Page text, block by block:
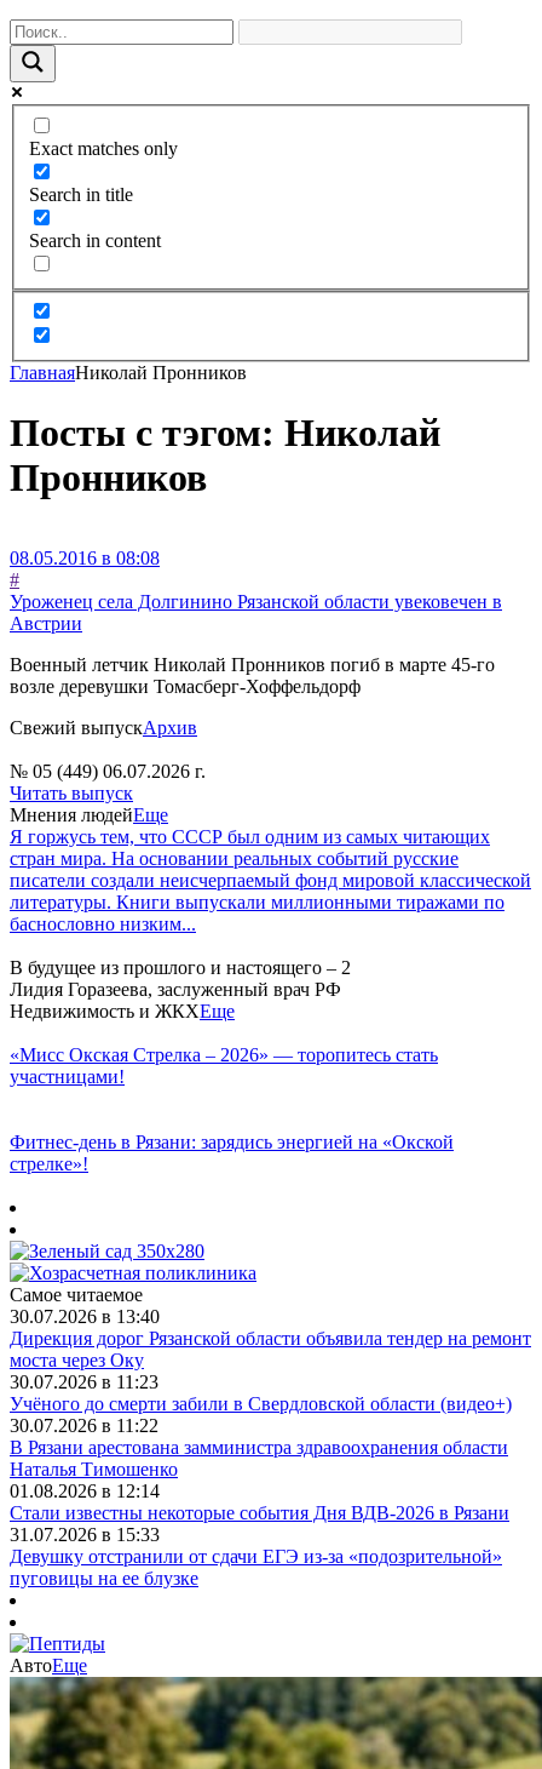
Exact matches only
Search in title
Search in content
ГлавнаяНиколай Пронников
Посты с тэгом: Николай
Пронников
08.05.2016 в 08:08
#
Уроженец села Долгинино Рязанской области увековечен в
Австрии
Военный летчик Николай Пронников погиб в марте 45-го
возле деревушки Томасберг-Хоффельдорф
Свежий выпускАрхив
№ 05 (449) 06.07.2026 г.
Читать выпуск
Мнения людейЕще
Я горжусь тем, что СССР был одним из самых читающих
стран мира. На основании реальных событий русские
писатели создали неисчерпаемый фонд мировой классической
литературы. Книги выпускали миллионными тиражами по
баснословно низким...
В будущее из прошлого и настоящего – 2
Лидия Горазеева, заслуженный врач РФ
Недвижимость и ЖКХЕще
«Мисс Окская Стрелка – 2026» — торопитесь стать
участницами!
Фитнес‑день в Рязани: зарядись энергией на «Окской
стрелке»!
Самое читаемое
30.07.2026 в 13:40
Дирекция дорог Рязанской области объявила тендер на ремонт
моста через Оку
30.07.2026 в 11:23
Учёного до смерти забили в Свердловской области (видео+)
30.07.2026 в 11:22
В Рязани арестована замминистра здравоохранения области
Наталья Тимошенко
01.08.2026 в 12:14
Стали известны некоторые события Дня ВДВ-2026 в Рязани
31.07.2026 в 15:33
Девушку отстранили от сдачи ЕГЭ из-за «подозрительной»
пуговицы на ее блузке
АвтоЕще